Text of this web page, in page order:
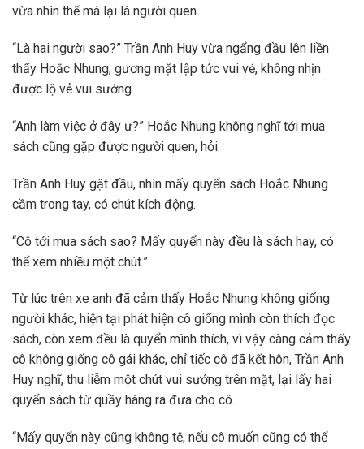
vừa nhìn thế mà lại là người quen.
“Là hai người sao?” Trần Anh Huy vừa ngẩng đầu lên liền
thấy Hoắc Nhung, gương mặt lập tức vui vẻ, không nhịn
được lộ vẻ vui sướng.
“Anh làm việc ở đây ư?” Hoắc Nhung không nghĩ tới mua
sách cũng gặp được người quen, hỏi.
Trần Anh Huy gật đầu, nhìn mấy quyển sách Hoắc Nhung
cầm trong tay, có chút kích động.
“Cô tới mua sách sao? Mấy quyển này đều là sách hay, có
thể xem nhiều một chút.”
Từ lúc trên xe anh đã cảm thấy Hoắc Nhung không giống
người khác, hiện tại phát hiện cô giống mình còn thích đọc
sách, còn xem đều là quyển mình thích, vì vậy càng cảm thấy
cô không giống cô gái khác, chỉ tiếc cô đã kết hôn, Trần Anh
Huy nghĩ, thu liễm một chút vui sướng trên mặt, lại lấy hai
quyển sách từ quầy hàng ra đưa cho cô.
“Mấy quyển này cũng không tệ, nếu cô muốn cũng có thể